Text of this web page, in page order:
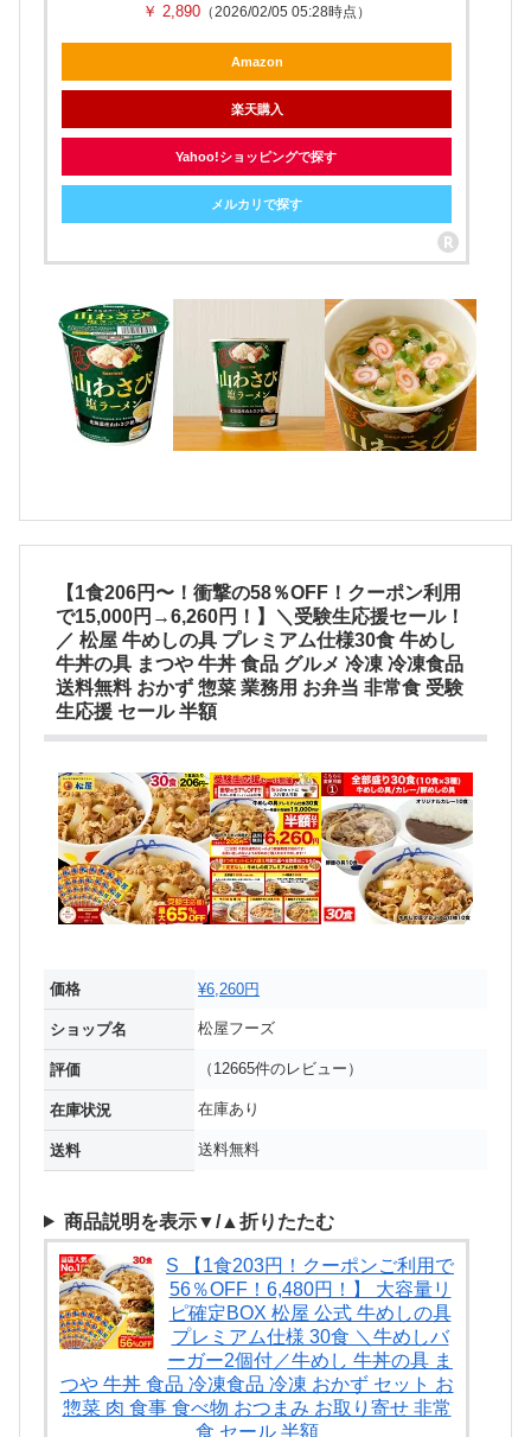
￥ 2,890 （2026/02/05 05:28時点）
Amazon
楽天購入
Yahoo!ショッピングで探す
メルカリで探す
【1食206円〜！衝撃の58％OFF！クーポン利用
で15,000円→6,260円！】＼受験生応援セール！
／ 松屋 牛めしの具 プレミアム仕様30食 牛めし
牛丼の具 まつや 牛丼 食品 グルメ 冷凍 冷凍食品
送料無料 おかず 惣菜 業務用 お弁当 非常食 受験
生応援 セール 半額
価格 ¥6,260円
ショップ名 松屋フーズ
評価 （12665件のレビュー）
在庫状況 在庫あり
送料 送料無料
商品説明を表示▼/▲折りたたむ
S 【1食203円！クーポンご利用で
56％OFF！6,480円！】 大容量リ
ピ確定BOX 松屋 公式 牛めしの具
プレミアム仕様 30食 ＼牛めしバ
ーガー2個付／牛めし 牛丼の具 ま
つや 牛丼 食品 冷凍食品 冷凍 おかず セット お
惣菜 肉 食事 食べ物 おつまみ お取り寄せ 非常
食 セール 半額